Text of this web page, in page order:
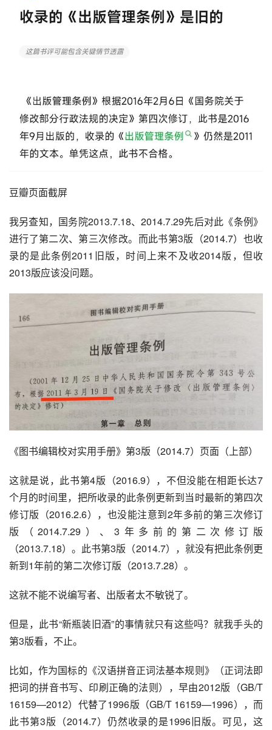
豆瓣页面截屏
我另查知，国务院2013.7.18、2014.7.29先后对此《条例》
进行了第二次、第三次修改。而此书第3版（2014.7）也收
录的是此条例2011旧版，时间上来不及收2014版，但收
2013版应该没问题。
《图书编辑校对实用手册》第3版（2014.7）页面（上部）
这就是说，此书第4版（2016.9），不但没能在相距长达7
个月的时间里，把所收录的此条例更新到当时最新的第四次
修订版（2016.2.6），也没能注意到2年多前的第三次修订
版（2014.7.29）、3年多前的第二次修订版
（2013.7.18）。此书第3版（2014.7），就没有把此条例更
新到1年前的第二次修订版（2013.7.28）。
这就不能不说编写者、出版者太不敏锐了。
但是，此书“新瓶装旧酒”的事情就只有这些吗？就我手头的
第3版看，不止。
比如，作为国标的《汉语拼音正词法基本规则》（正词法即
把词的拼音书写、印刷正确的法则），早由2012版（GB/T
16159—2012）代替了1996版（GB/T 16159—1996），而
此书第3版（2014.7）仍然收录的是1996旧版。可见，这